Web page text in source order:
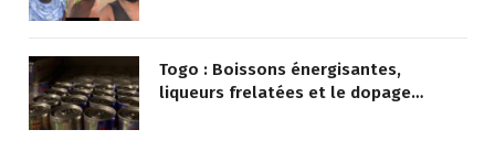
Togo : Boissons énergisantes,
liqueurs frelatées et le dopage